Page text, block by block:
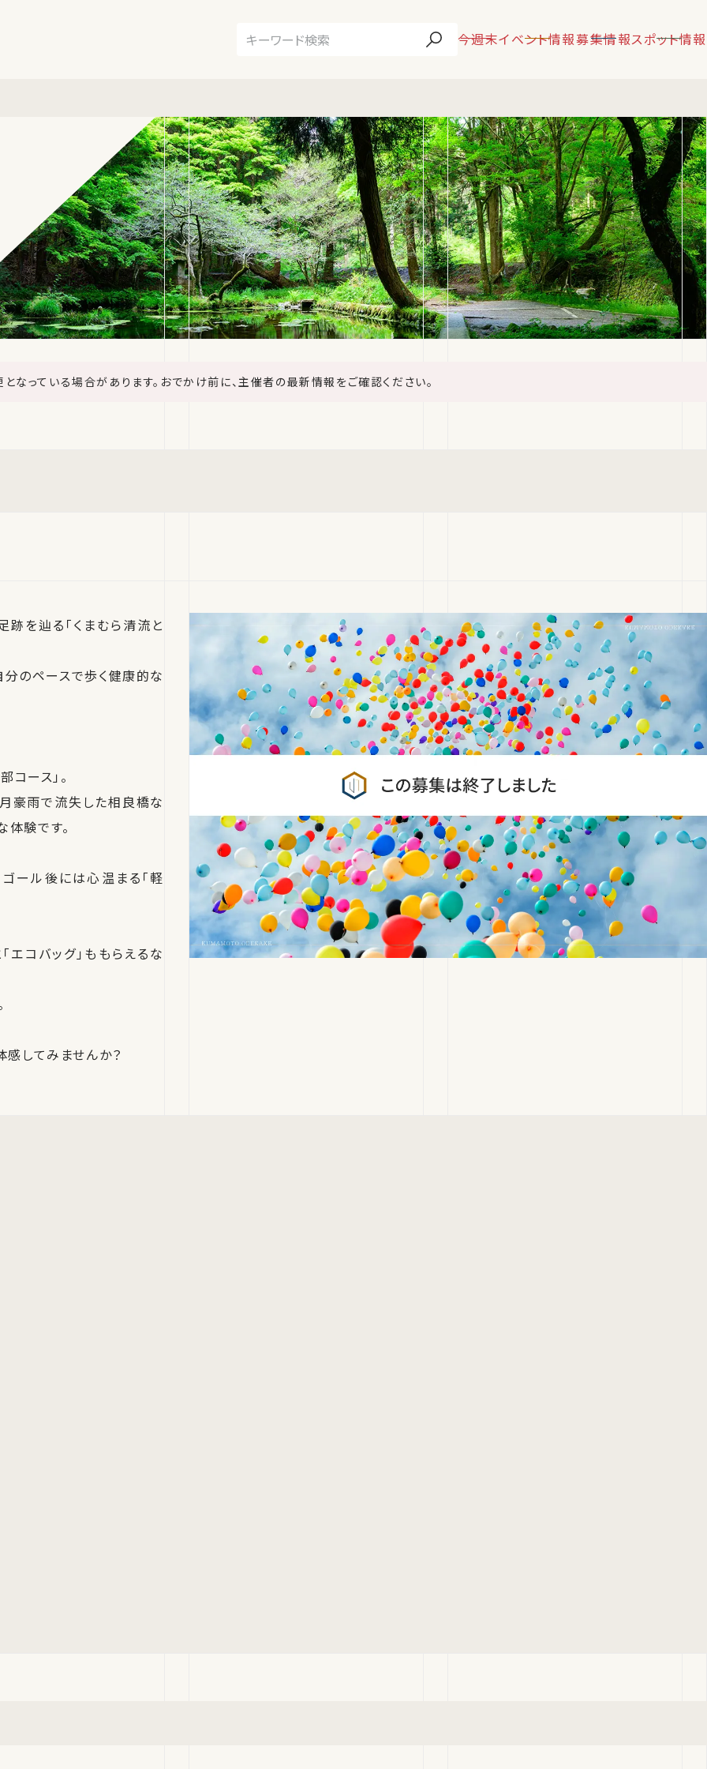
今週末イベント情報募集情報スポット情報
なっている場合があります。おでかけ前に、主催者の最新情報をご確認ください。
を辿る「くまむら清流と
のペースで歩く健康的な
ース」。
豪雨で流失した相良橋な
験です。
ゴール後には心温まる「軽
エコバッグ」ももらえるな
感してみませんか？